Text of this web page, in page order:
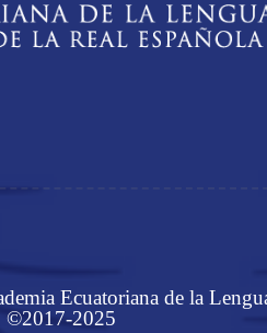
Ecuatoriana de la
©2017-2025